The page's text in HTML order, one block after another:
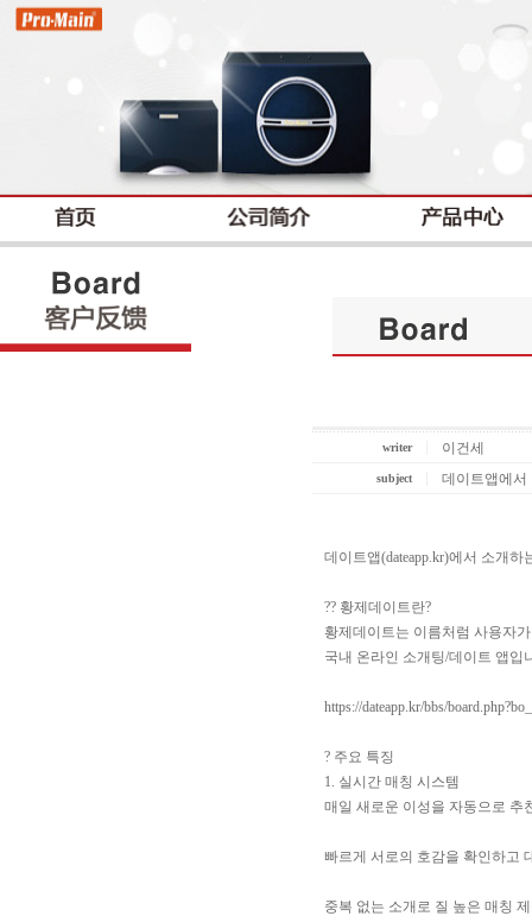
writer 이건세
subject 데이트앱에서
데이트앱(dateapp.kr)에서 소개
?? 황제데이트란?
황제데이트는 이름처럼 사용자
국내 온라인 소개팅/데이트 앱입
https://dateapp.kr/bbs/
? 주요 특징
1. 실시간 매칭 시스템
매일 새로운 이성을 자동으로 추
빠르게 서로의 호감을 확인하고
중복 없는 소개로 질 높은 매칭